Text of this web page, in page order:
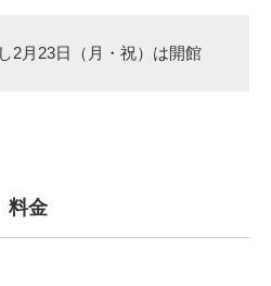
2月23日（月・祝）は開館
料金